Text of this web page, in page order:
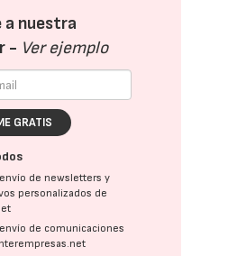
a nuestra
- Ver ejemplo
GRATIS
de newsletters y
personalizados de
de comunicaciones